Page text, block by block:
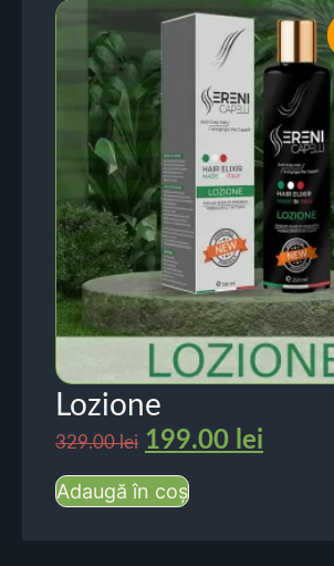
Lozione
329.00lei 199.00 lei
Adaugă în coș